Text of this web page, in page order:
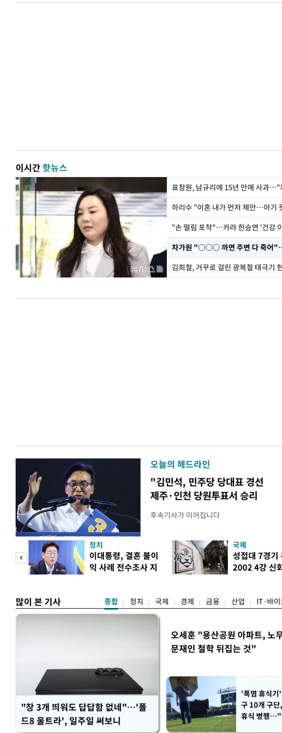
이시간핫뉴스
하리수 "이혼 내가 먼저 제안…아기
"손 떨림 포착"…카라 한승연 '건강
오늘의 헤드라인
"김민석, 민주당 당대표 경선
제주·인천 당원투표서 승리
후속기사가 이어집니다
정치
이대통령, 결혼 불이
익 사례 전수조사 지
국제
성접대 7경
2002 4강 신
많이 본 기사 종합 정치 국제 경제 금융 산업 IT·바
"창 3개 띄워도 답답함 없네"…'폴
드8 울트라', 일주일 써보니
오세훈 "용산공원 아파트, 노
문재인 철학 뒤집는 것"
'폭염 휴식기
구 10개 구단
휴식 병행…"